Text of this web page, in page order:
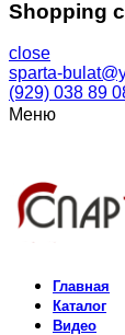
Shopping
close
sparta-
(929) 038 89
Меню
Главная
Каталог
Видео